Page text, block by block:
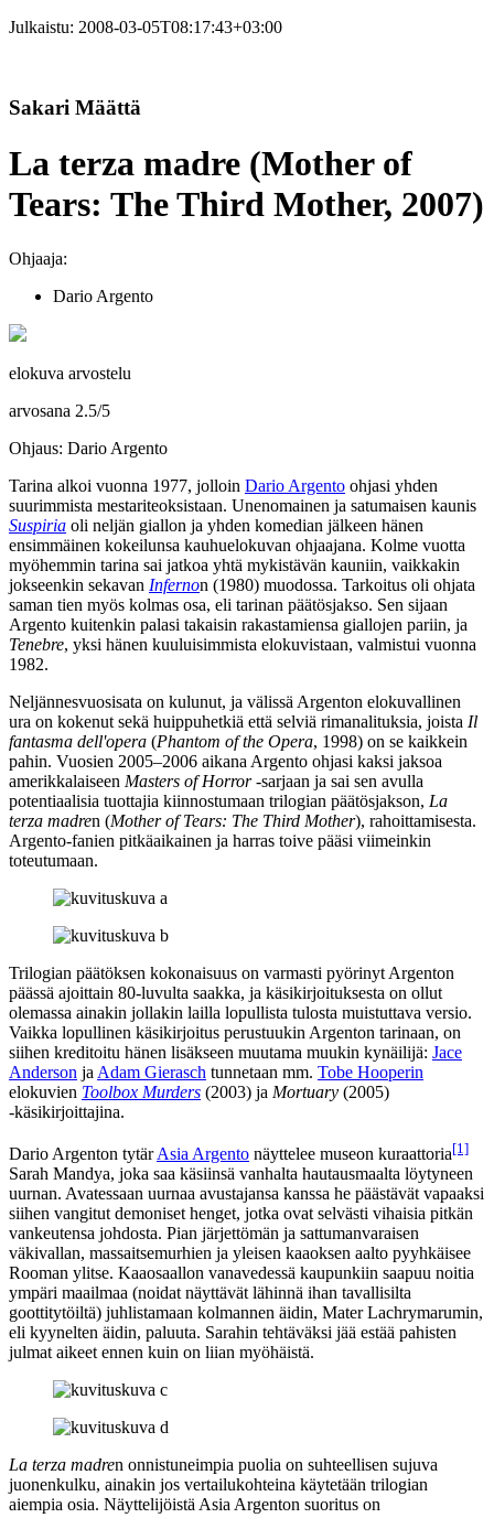
Julkaistu: 2008-03-05T08:17:43+03:00
Sakari Määttä
La terza madre (Mother of
Tears: The Third Mother, 2007)
Ohjaaja:
Dario Argento
elokuva arvostelu
arvosana 2.5/5
Ohjaus: Dario Argento
Tarina alkoi vuonna 1977, jolloin Dario Argento ohjasi yhden
suurimmista mestariteoksistaan. Unenomainen ja satumaisen kaunis
Suspiria oli neljän giallon ja yhden komedian jälkeen hänen
ensimmäinen kokeilunsa kauhuelokuvan ohjaajana. Kolme vuotta
myöhemmin tarina sai jatkoa yhtä mykistävän kauniin, vaikkakin
jokseenkin sekavan Infernon (1980) muodossa. Tarkoitus oli ohjata
saman tien myös kolmas osa, eli tarinan päätösjakso. Sen sijaan
Argento kuitenkin palasi takaisin rakastamiensa giallojen pariin, ja
Tenebre, yksi hänen kuuluisimmista elokuvistaan, valmistui vuonna
1982.
Neljännesvuosisata on kulunut, ja välissä Argenton elokuvallinen
ura on kokenut sekä huippuhetkiä että selviä rimanalituksia, joista Il
fantasma dell'opera (Phantom of the Opera, 1998) on se kaikkein
pahin. Vuosien 2005–2006 aikana Argento ohjasi kaksi jaksoa
amerikkalaiseen Masters of Horror‑sarjaan ja sai sen avulla
potentiaalisia tuottajia kiinnostumaan trilogian päätösjakson, La
terza madren (Mother of Tears: The Third Mother), rahoittamisesta.
Argento-fanien pitkäaikainen ja harras toive pääsi viimeinkin
toteutumaan.
Trilogian päätöksen kokonaisuus on varmasti pyörinyt Argenton
päässä ajoittain 80‑luvulta saakka, ja käsikirjoituksesta on ollut
olemassa ainakin jollakin lailla lopullista tulosta muistuttava versio.
Vaikka lopullinen käsikirjoitus perustuukin Argenton tarinaan, on
siihen kreditoitu hänen lisäkseen muutama muukin kynäilijä: Jace
Anderson ja Adam Gierasch tunnetaan mm. Tobe Hooperin
elokuvien Toolbox Murders (2003) ja Mortuary (2005)
‑käsikirjoittajina.
Dario Argenton tytärAsia Argento näyttelee museon kuraattoria[1]
Sarah Mandya, joka saa käsiinsä vanhalta hautausmaalta löytyneen
uurnan. Avatessaan uurnaa avustajansa kanssa he päästävät vapaaksi
siihen vangitut demoniset henget, jotka ovat selvästi vihaisia pitkän
vankeutensa johdosta. Pian järjettömän ja sattumanvaraisen
väkivallan, massaitsemurhien ja yleisen kaaoksen aalto pyyhkäisee
Rooman ylitse. Kaaosaallon vanavedessä kaupunkiin saapuu noitia
ympäri maailmaa (noidat näyttävät lähinnä ihan tavallisilta
goottitytöiltä) juhlistamaan kolmannen äidin, Mater Lachrymarumin,
eli kyynelten äidin, paluuta. Sarahin tehtäväksi jää estää pahisten
julmat aikeet ennen kuin on liian myöhäistä.
La terza madren onnistuneimpia puolia on suhteellisen sujuva
juonenkulku, ainakin jos vertailukohteina käytetään trilogian
aiempia osia. Näyttelijöistä Asia Argenton suoritus on